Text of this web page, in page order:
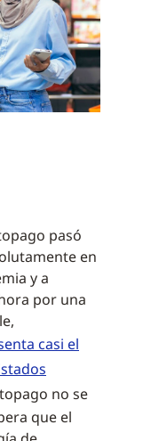
pasó
en
y a
por una
casi el
no se
que el